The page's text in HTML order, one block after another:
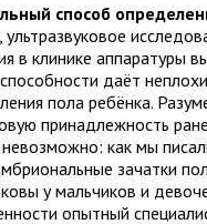
способ
ультразвуковое
в клинике аппаратуры
даёт
пола ребёнка.
принадлежность
невозможно: как мы
зачатки
у мальчиков и
опытный